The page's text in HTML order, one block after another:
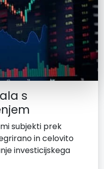
s
subjekti prek
in celovito
investicijskega